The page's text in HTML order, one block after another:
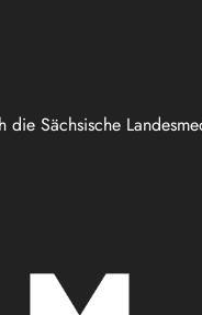
die Sächsische